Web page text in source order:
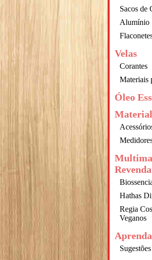
Sacos de
Alumínio
Velas
Corantes
Materiais
Óleo
Revenda
Hathas
Regia
Veganos